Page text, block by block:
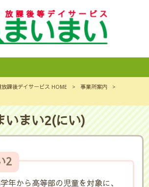
課後デイサービス HOME > 事業所案内
>
いまい2(にい)
2
年から高等部の児童を対象に、